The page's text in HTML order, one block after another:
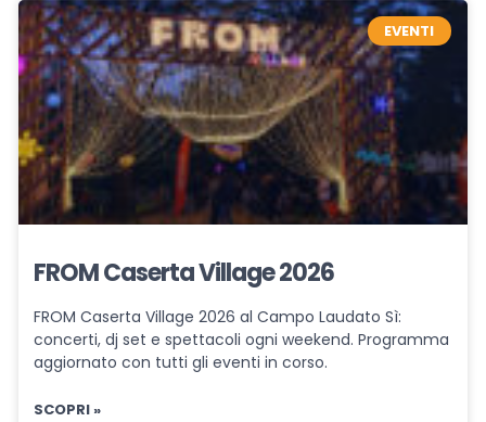
EVENTI
FROM Caserta Village 2026
FROM Caserta Village 2026 al Campo Laudato Sì:
concerti, dj set e spettacoli ogni weekend. Programma
aggiornato con tutti gli eventi in corso.
SCOPRI »